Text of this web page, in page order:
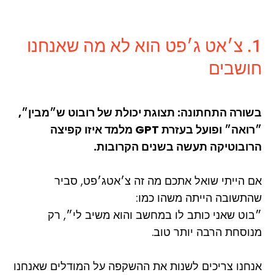
1. צ׳אט ג׳פט הוא לא מה שאנחנו
חושבים
בשורה התחתונה: תצוגת יכולת של רובוט ש״מבין״,
״רואה״ ופועל בעזרת GPT מלמד איזו קפיצה
הרובוטיקה תעשה בשנים הקרובות.
אם הייתי שואל אתכם מה זה צ׳אטג׳פט, סביר
שהתשובה הייתה משהו כמו:
״בוט שאני כותב לו במחשב והוא משיב לי״, רק
מנוסחת הרבה יותר טוב.
אנחנו צריכים לשנות את ההשקפה על המודלים שאנחנו